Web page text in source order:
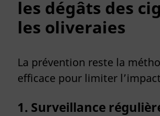
les dégâts des
les oliveraies
La prévention reste la
efficace pour limiter
1. Surveillance